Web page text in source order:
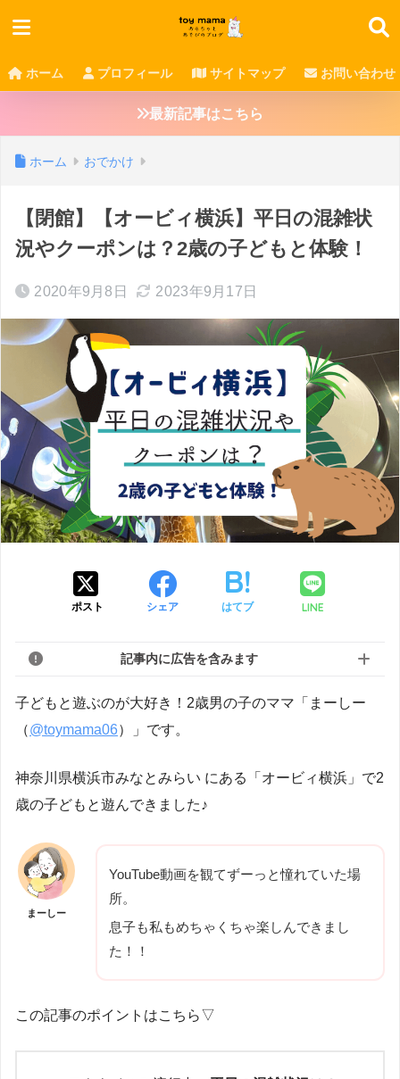
ホーム プロフィール サイトマップ お問い合わせ
最新記事はこちら
ホーム おでかけ
【閉館】【オービィ横浜】平日の混雑状
況やクーポンは？2歳の子どもと体験！
2020年9月8日 2023年9月17日
ポスト シェア はてブ LINE
記事内に広告を含みます
子どもと遊ぶのが大好き！2歳男の子のママ「まーしー
（@toymama06）」です。
神奈川県横浜市みなとみらい にある「オービィ横浜」で2
歳の子どもと遊んできました♪
まーしー
YouTube動画を観てずーっと憧れていた場
所。
息子も私もめちゃくちゃ楽しんできまし
た！！
この記事のポイントはこちら▽